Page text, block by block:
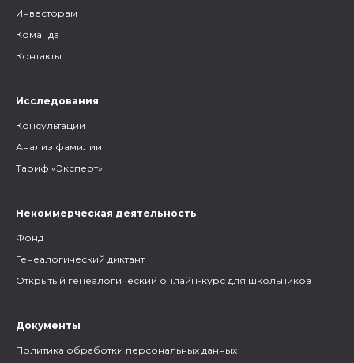
Инвесторам
Команда
Контакты
Исследования
Консультации
Анализ фамилии
Тариф «Эксперт»
Некоммерческая деятельность
Фонд
Генеалогический диктант
Открытый генеалогический онлайн-курс для школьников
Документы
Политика обработки персональных данных